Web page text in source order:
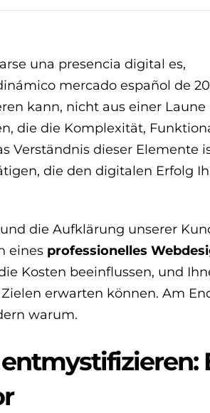
una presencia digital es,
mercado español de
kann, nicht aus einer Laune
die die Komplexität,
Verständnis dieser Elemente
die den digitalen Erfolg
die Aufklärung unserer
eines professionelles
Kosten beeinflussen, und
erwarten können. Am
warum.